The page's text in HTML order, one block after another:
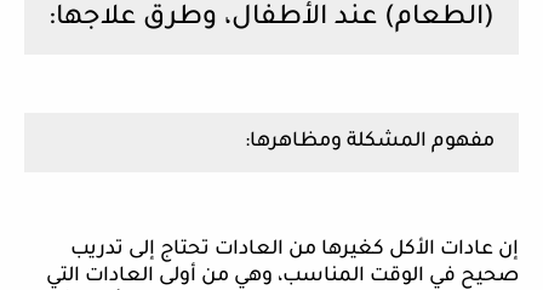
(الطعام) عند الأطفال، وطرق علاجها:
مفهوم المشكلة ومظاهرها:
إن عادات الأكل كغيرها من العادات تحتاج إلى تدريب
صحيح في الوقت المناسب، وهي من أولى العادات التي